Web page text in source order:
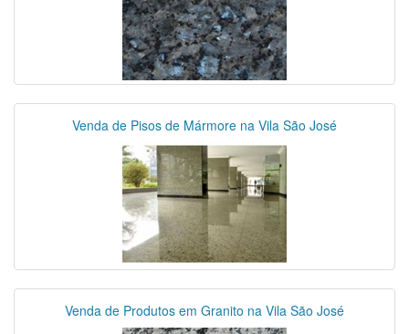
Venda de Pisos de Mármore na Vila São José
Venda de Produtos em Granito na Vila São José